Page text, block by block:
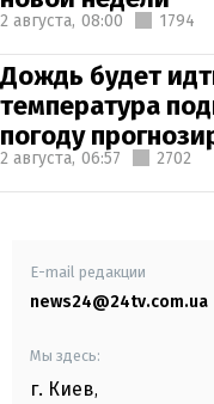
2 августа, 08:00 1794
Дождь будет
температура
погоду
2 августа, 06:57 2702
E-mail редакции
news24@24tv.com.ua
Мы здесь:
г. Киев,